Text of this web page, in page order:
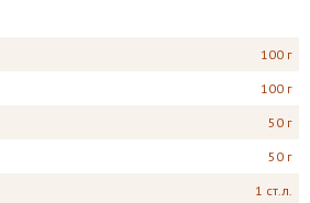
100 г
100 г
50 г
50 г
1 ст.л.